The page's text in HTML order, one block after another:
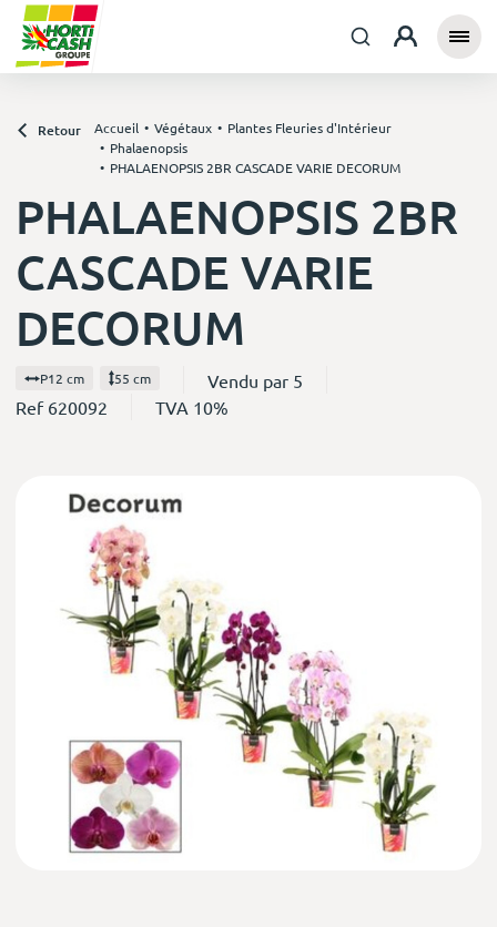
Retour Accueil Végétaux
Plantes Fleuries d'Intérieur
Phalaenopsis
PHALAENOPSIS 2BR CASCADE VARIE DECORUM
PHALAENOPSIS 2BR
CASCADE VARIE
DECORUM
P12 cm 55 cm
Vendu par 5
Ref 620092
TVA 10%